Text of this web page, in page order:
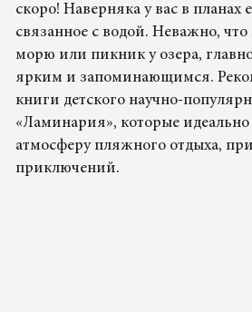
скоро! Наверняка у вас в планах
связанное с водой. Неважно, что
морю или пикник у озера,
ярким и запоминающимся.
книги детского научно-
«Ламинария», которые
атмосферу пляжного отдыха,
приключений.